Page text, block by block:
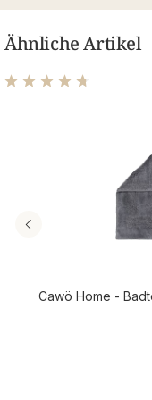
Ähnliche Artikel
Cawö Home -